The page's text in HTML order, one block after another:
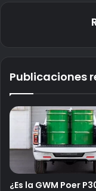
Publicaciones
¿Es la GWM Poer